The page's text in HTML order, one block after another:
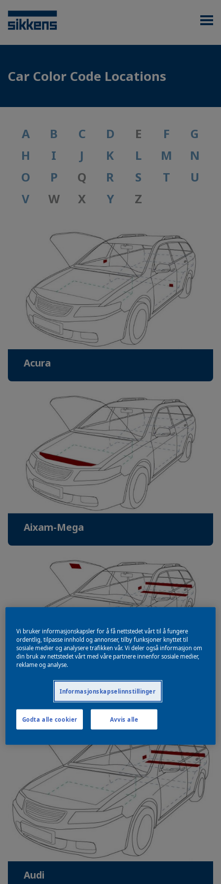
Car Color Code Locations
A B C D E F
G
H
I J K L M
N
O
P Q R S T
U
V
W X Y Z
Acura
Aixam-Mega
AlfaRomeo
Audi
Vi bruker informasjonskapsler for å få nettstedet vårt til å fungere
ordentlig, tilpasse innhold og annonser, tilby funksjoner knyttet til
sosiale medier og analysere trafikken vår. Vi deler også informasjon om
din bruk av nettstedet vårt med våre partnere innenfor sosiale medier,
reklame og analyse.
Informasjonskapselinnstillinger
Avvis alle
Godta alle cookier